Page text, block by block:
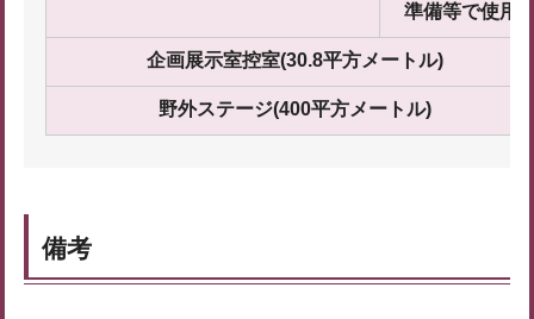
準備等で使用
企画展示室控室(30.8平方メートル)
野外ステージ(400平方メートル)
備考